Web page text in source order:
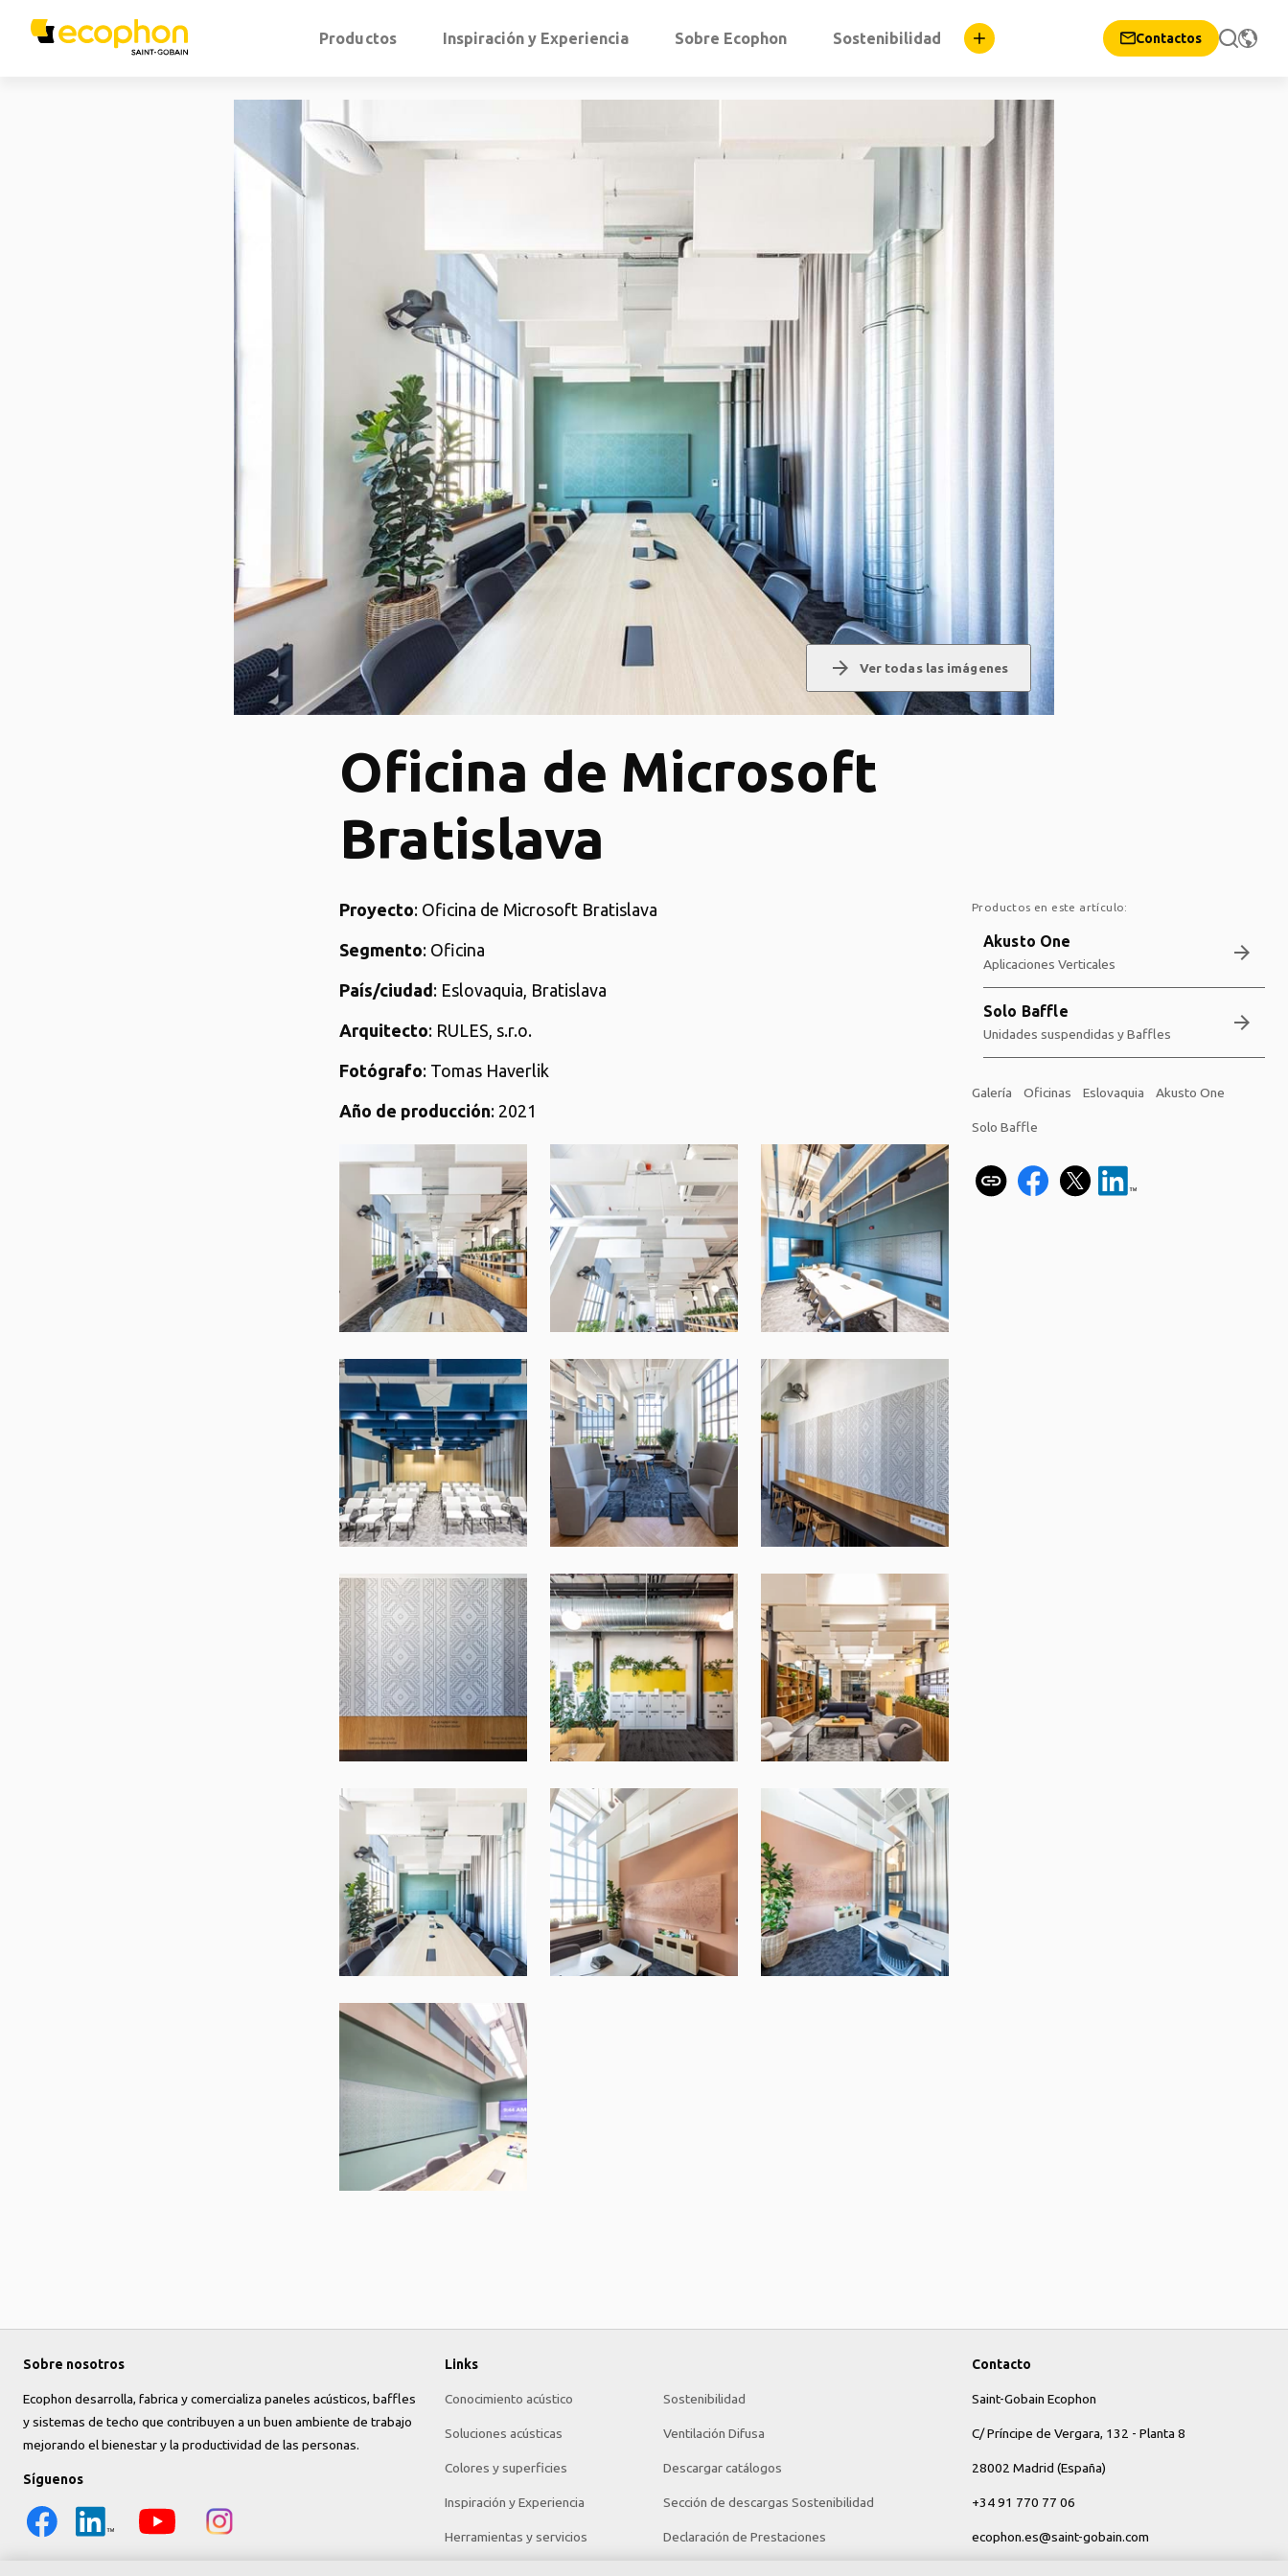
Productos Inspiración y Experiencia Sobre Ecophon Sostenibilidad Contactos
arrow_forward Ver todas las imágenes
Oficina de Microsoft
Bratislava
Proyecto: Oficina de Microsoft Bratislava
Segmento: Oficina
País/ciudad: Eslovaquia, Bratislava
Arquitecto: RULES, s.r.o.
Fotógrafo: Tomas Haverlik
Año de producción: 2021
Productos en este artículo:
Akusto One
Aplicaciones Verticales arrow_forward
Solo Baffle
Unidades suspendidas y Baffles arrow_forward
Galería Oficinas Eslovaquia Akusto One
Solo Baffle
Sobre nosotros
Ecophon desarrolla, fabrica y comercializa paneles acústicos, baffles
y sistemas de techo que contribuyen a un buen ambiente de trabajo
mejorando el bienestar y la productividad de las personas.
Síguenos
Links
Conocimiento acústico
Soluciones acústicas
Colores y superficies
Inspiración y Experiencia
Herramientas y servicios
Sostenibilidad
Ventilación Difusa
Descargar catálogos
Sección de descargas Sostenibilidad
Declaración de Prestaciones
Contacto
Saint-Gobain Ecophon
C/ Príncipe de Vergara, 132 - Planta 8
28002 Madrid (España)
+34 91 770 77 06
ecophon.es@saint-gobain.com